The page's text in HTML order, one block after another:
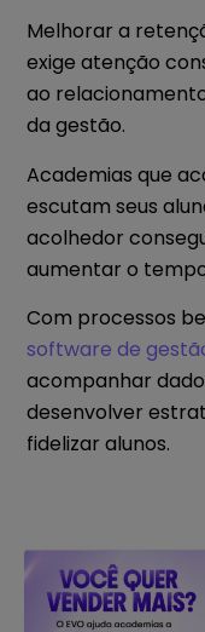
Melhorar a
exige atenção
ao
da gestão.
Academias que
escutam seus
acolhedor
aumentar o
Com processos
software de
acompanhar
desenvolver
fidelizar alunos.